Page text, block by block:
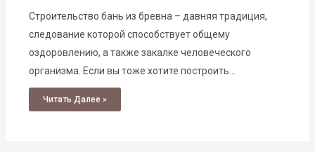
Строительство бань из бревна – давняя традиция,
следование которой способствует общему
оздоровлению, а также закалке человеческого
организма. Если вы тоже хотите построить…
Читать Далее »